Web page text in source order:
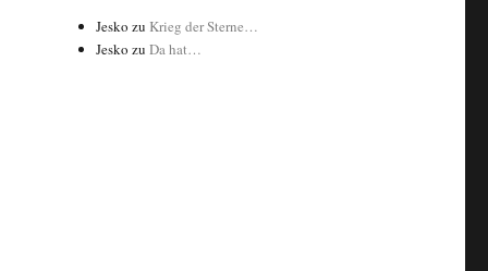
Jesko zu Krieg der Sterne…
Jesko zuDa hat…